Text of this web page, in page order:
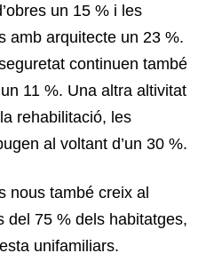
un 15 % i les
amb arquitecte un 23 %.
continuen també
11 %. Una altra altivitat
rehabilitació, les
al voltant d’un 30 %.
nous també creix al
del 75 % dels habitatges,
unifamiliars.